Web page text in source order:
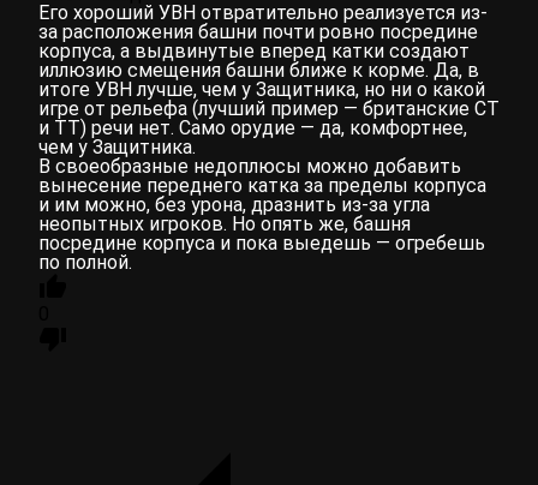
Его хороший УВН отвратительно реализуется из-
за расположения башни почти ровно посредине
корпуса, а выдвинутые вперед катки создают
иллюзию смещения башни ближе к корме. Да, в
итоге УВН лучше, чем у Защитника, но ни о какой
игре от рельефа (лучший пример — британские СТ
и ТТ) речи нет. Само орудие — да, комфортнее,
чем у Защитника.
В своеобразные недоплюсы можно добавить
вынесение переднего катка за пределы корпуса
и им можно, без урона, дразнить из-за угла
неопытных игроков. Но опять же, башня
посредине корпуса и пока выедешь — огребешь
по полной.